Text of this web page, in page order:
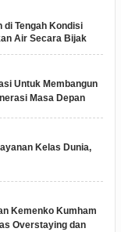
Tengah Kondisi
Air Secara Bijak
Untuk Membangun
Masa Depan
Kelas Dunia,
Kemenko Kumham
Overstaying dan